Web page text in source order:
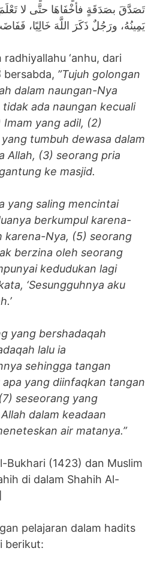
تَصَدَّقَ بصَدَقَةٍ فأخْفَاهَا حتَّى لا
يَمِينُهُ، ورَجُلٌ ذَكَرَ اللَّهَ خَالِيًا،
‘anhu, dari
Nabi ﷺ, beliau ﷺ bersabda, ”Tujuh golongan
dalam naungan-Nya
ada naungan kecuali
yang adil, (2)
tumbuh dewasa dalam
Allah, (3) seorang pria
ke masjid.
yang saling mencintai
berkumpul karena-
karena-Nya, (5) seorang
berzina oleh seorang
kedudukan lagi
‘Sesungguhnya aku
yang bershadaqah
lalu ia
sehingga tangan
yang diinfaqkan tangan
seseorang yang
dalam keadaan
air matanya.”
Bukhari (1423) dan Muslim
di dalam Shahih Al-
pelajaran dalam hadits
berikut: